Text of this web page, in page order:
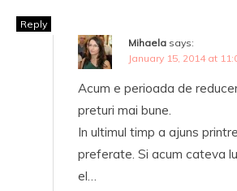
Reply
Mihaela says:
January 15, 2014 at
Acum e perioada de
preturi mai bune.
In ultimul timp a ajuns
preferate. Si acum cateva
el…